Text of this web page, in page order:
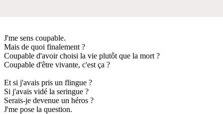
J'me sens coupable.
Mais de quoi finalement ?
Coupable d'avoir choisi la vie plutôt que la mort ?
Coupable d'être vivante, c'est ça ?
Et si j'avais pris un flingue ?
Si j'avais vidé la seringue ?
Serais-je devenue un héros ?
J'me pose la question.